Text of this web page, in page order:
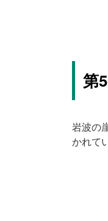
第
岩波の
かれて